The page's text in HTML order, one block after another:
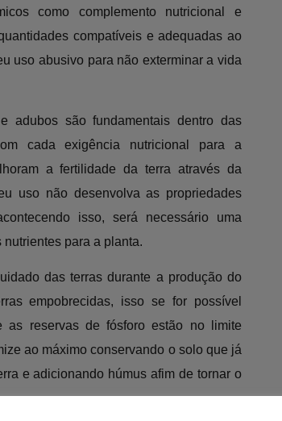
como complemento nutricional e
compatíveis e adequadas ao
uso abusivo para não exterminar a vida
adubos são fundamentais dentro das
cada exigência nutricional para a
a fertilidade da terra através da
uso não desenvolva as propriedades
isso, será necessário uma
para a planta.
das terras durante a produção do
empobrecidas, isso se for possível
as reservas de fósforo estão no limite
ao máximo conservando o solo que já
e adicionando húmus afim de tornar o